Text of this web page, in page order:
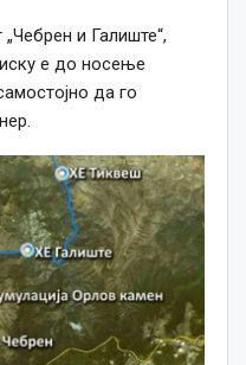
и Галиште“,
е до носење
да го